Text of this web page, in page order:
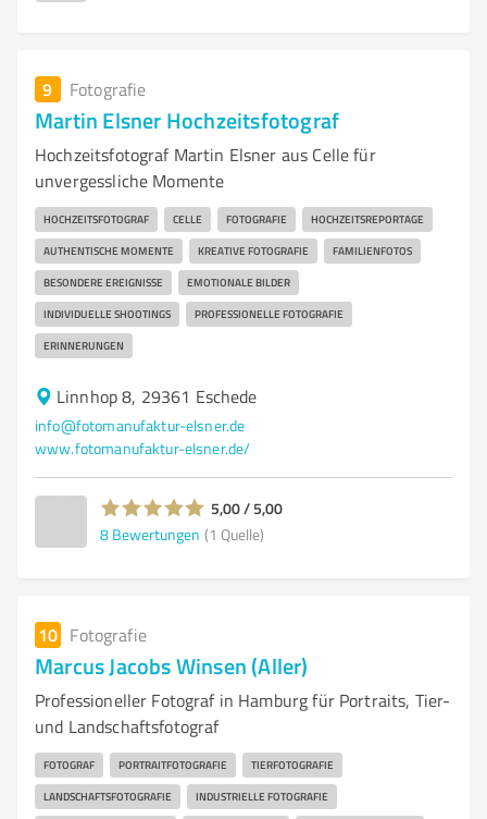
9 Fotografie
Martin Elsner Hochzeitsfotograf
Hochzeitsfotograf Martin Elsner aus Celle für
unvergessliche Momente
HOCHZEITSFOTOGRAF CELLE FOTOGRAFIE HOCHZEITSREPORTAGE
AUTHENTISCHE MOMENTE KREATIVE FOTOGRAFIE FAMILIENFOTOS
BESONDERE EREIGNISSE EMOTIONALE BILDER
INDIVIDUELLE SHOOTINGS PROFESSIONELLE FOTOGRAFIE
ERINNERUNGEN
Linnhop 8, 29361 Eschede
info@fotomanufaktur-elsner.de
www.fotomanufaktur-elsner.de/
5,00 / 5,00
8 Bewertungen (1 Quelle)
10 Fotografie
Marcus Jacobs Winsen (Aller)
Professioneller Fotograf in Hamburg für Portraits, Tier-
und Landschaftsfotograf
FOTOGRAF PORTRAITFOTOGRAFIE TIERFOTOGRAFIE
LANDSCHAFTSFOTOGRAFIE INDUSTRIELLE FOTOGRAFIE